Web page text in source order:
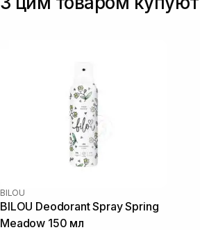
BILOU
BILOU Deodorant Spray Spring
Meadow 150 мл